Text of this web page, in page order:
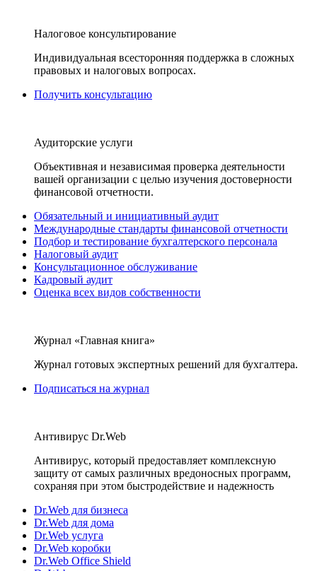
Налоговое консультирование
Индивидуальная всесторонняя поддержка в сложных
правовых и налоговых вопросах.
Получить консультацию
Аудиторские услуги
Объективная и независимая проверка деятельности
вашей организации с целью изучения достоверности
финансовой отчетности.
Обязательный и инициативный аудит
Международные стандарты финансовой отчетности
Подбор и тестирование бухгалтерского персонала
Налоговый аудит
Консультационное обслуживание
Кадровый аудит
Оценка всех видов собственности
Журнал «Главная книга»
Журнал готовых экспертных решений для бухгалтера.
Подписаться на журнал
Антивирус Dr.Web
Антивирус, который предоставляет комплексную
защиту от самых различных вредоносных программ,
сохраняя при этом быстродействие и надежность
Dr.Web для бизнеса
Dr.Web для дома
Dr.Web услуга
Dr.Web коробки
Dr.Web Office Shield